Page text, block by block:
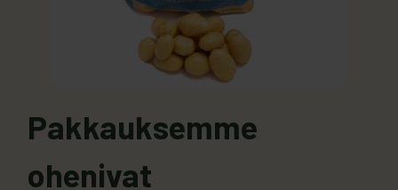
Pakkauksemme
ohenivat